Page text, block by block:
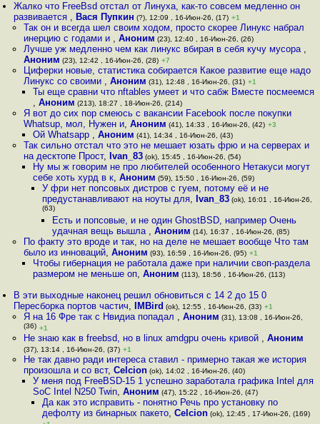
Жалко что FreeBsd отстал от Линуха, как-то совсем медленно он
развивается , Вася Пупкин (?), 12:09 , 16-Июн-26, (17) +1
Так он и всегда шел своим ходом, просто скорее Линукс набрал
инерцию с годами и , Аноним (23), 12:40 , 16-Июн-26, (26)
Лучше уж медленно чем как линукс вбирая в себя кучу мусора ,
Аноним (23), 12:42 , 16-Июн-26, (28) +7
Циферки новые, статистика собирается Какое развитие еще надо
Линукс со своими , Аноним (31), 12:48 , 16-Июн-26, (31) +1
Ты еще сравни что nftables умеет и что сабж Вместе посмеемся
, Аноним (213), 18:27 , 18-Июн-26, (214)
Я вот до сих пор смеюсь с вакансии Facebook после покупки
Whatsup, мол, Нужен и, Аноним (41), 14:33 , 16-Июн-26, (42) +3
Ой Whatsapp , Аноним (41), 14:34 , 16-Июн-26, (43)
Так сильно отстал что это не мешает юзать фрю и на серверах и
на десктопе Прост, Ivan_83(ok), 15:45 , 16-Июн-26, (54)
Ну мы ж говорим не про любителей особенного Нетакуси могут
себе хоть хурд в к, Аноним (59), 15:50 , 16-Июн-26, (59)
У фри нет попсовых дистров с гуем, потому её и не
предустанавливают на ноуты для, Ivan_83 (ok), 16:01 , 16-Июн-26,
(63)
Есть и попсовые, и не один GhostBSD, например Очень
удачная вещь вышла , Аноним (14), 16:37 , 16-Июн-26, (85)
По факту это вроде и так, но на деле не мешает вообще Что там
было из инноваций, Аноним (93), 16:59 , 16-Июн-26, (95) +1
Чтобы гибернация не работала даже при наличии своп-раздела
размером не меньше оп, Аноним (113), 18:56 , 16-Июн-26, (113)
В эти выходные наконец решил обновиться с 14 2 до 15 0
Пересборка портов частич, IMBird (ok), 12:55 , 16-Июн-26, (33) +1
Я на 16 Фре так с Нвидиа попадал , Аноним (31), 13:08 , 16-Июн-26,
(36) +1
Не знаю как в freebsd, но в linux amdgpu очень кривой , Аноним
(37), 13:14 , 16-Июн-26, (37) +1
Не так давно ради интереса ставил - примерно такая же история
произошла и со вст, Celcion(ok), 14:02 , 16-Июн-26, (40)
У меня под FreeBSD-15 1 успешно заработала графика Intel для
SoC Intel N250 Twin, Аноним (47), 15:22 , 16-Июн-26, (47)
Да как это исправить - понятно Речь про установку по
дефолту из бинарных пакето,Celcion (ok), 12:45 , 17-Июн-26, (169)